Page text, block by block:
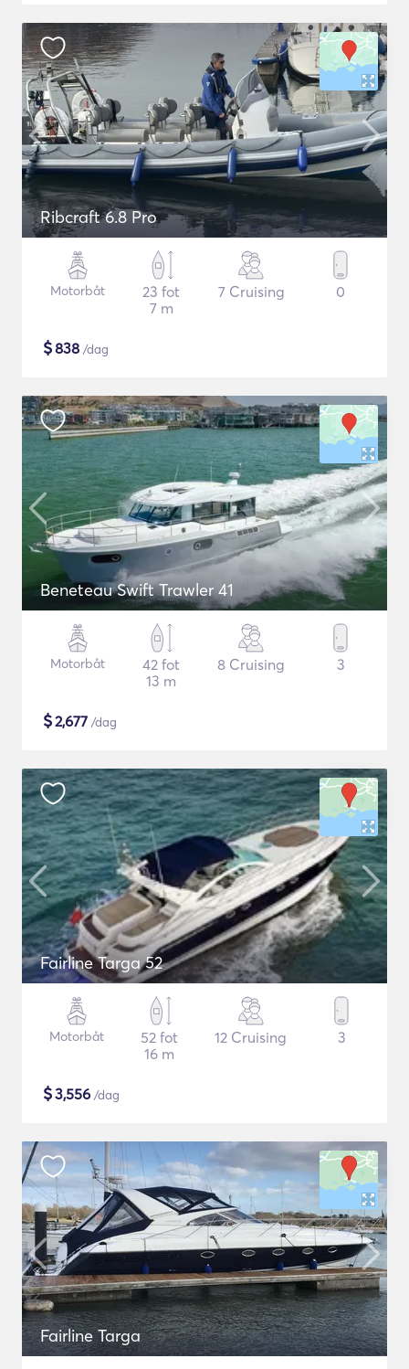
Ribcraft 6.8 Pro
Motorbåt
23 fot
7 m
7 Cruising 0
$838 /dag
Beneteau Swift Trawler 41
Motorbåt
42 fot
13 m
8 Cruising 3
$2,677 /dag
Fairline Targa 52
Motorbåt
52 fot
16 m
12 Cruising 3
$3,556 /dag
Fairline Targa